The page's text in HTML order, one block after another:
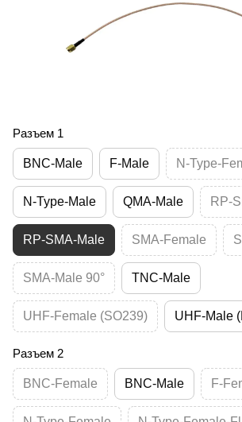
Разъем 1
BNC-Male F-Male N-Type-
N-Type-Male QMA-Male RP-
RP-SMA-Male SMA-Female
SMA-Male 90° TNC-Male
UHF-Female (SO239) UHF-Male
Разъем 2
BNC-Female BNC-Male F-